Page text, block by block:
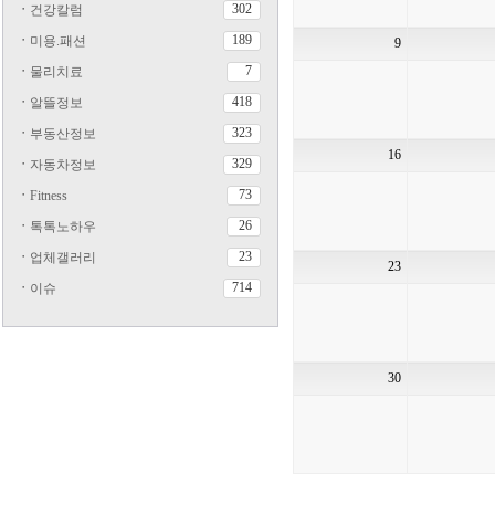
ㆍ 건강칼럼 302
ㆍ 미용.패션 189
ㆍ 물리치료 7
ㆍ 알뜰정보 418
ㆍ 부동산정보 323
ㆍ 자동차정보 329
ㆍ Fitness 73
ㆍ 톡톡노하우 26
ㆍ 업체갤러리 23
ㆍ 이슈 714
9
16
23
30